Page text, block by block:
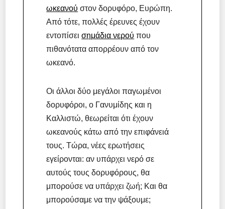
ωκεανού στον δορυφόρο, Ευρώπη.
Από τότε, πολλές έρευνες έχουν
εντοπίσεισημάδια νερού που
πιθανότατα απορρέουν από τον
ωκεανό.
Οι άλλοι δύο μεγάλοι παγωμένοι
δορυφόροι, ο Γανυμίδης και η
Καλλιστώ, θεωρείται ότι έχουν
ωκεανούς κάτω από την επιφάνειά
τους. Τώρα, νέες ερωτήσεις
εγείρονται: αν υπάρχει νερό σε
αυτούς τους δορυφόρους, θα
μπορούσε να υπάρχει ζωή; Και θα
μπορούσαμε να την ψάξουμε;